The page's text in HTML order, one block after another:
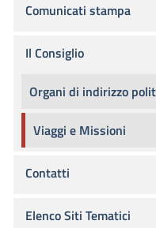
Comunicati stampa
Il Consiglio
Organi di indirizzo
Viaggi e Missioni
Contatti
Elenco Siti Tematici